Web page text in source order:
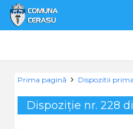
Prima pagină Dispozitii
Dispoziție nr. 228